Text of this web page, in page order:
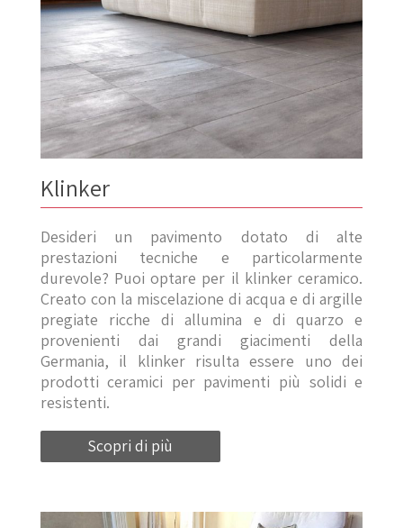
Klinker
Desideri un pavimento dotato di alte
prestazioni tecniche e particolarmente
durevole? Puoi optare per il klinker ceramico.
Creato con la miscelazione di acqua e di argille
pregiate ricche di allumina e di quarzo e
provenienti dai grandi giacimenti della
Germania, il klinker risulta essere uno dei
prodotti ceramici per pavimenti più solidi e
resistenti.
Scopri di più